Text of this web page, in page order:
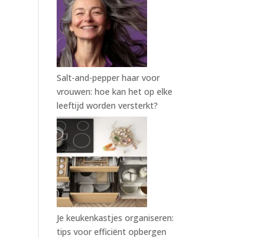
Salt-and-pepper haar voor
vrouwen: hoe kan het op elke
leeftijd worden versterkt?
Je keukenkastjes organiseren:
tips voor efficiënt opbergen